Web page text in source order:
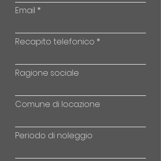
Email
Recapito telefonico
Ragione sociale
Comune di locazione
Periodo di noleggio